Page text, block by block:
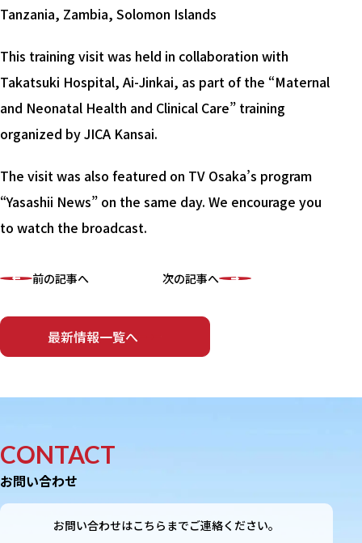
Tanzania, Zambia, Solomon Islands
This training visit was held in collaboration with
Takatsuki Hospital, Ai-Jinkai, as part of the “Maternal
and Neonatal Health and Clinical Care” training
organized by JICA Kansai.
The visit was also featured on TV Osaka’s program
“Yasashii News” on the same day. We encourage you
to watch the broadcast.
前の記事へ
最新情報一覧へ
次の記事へ
CONTACT
お問い合わせ
お問い合わせはこちらまでご連絡ください。